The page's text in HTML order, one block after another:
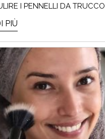
I PENNELLI DA TRUCCO
PIÙ